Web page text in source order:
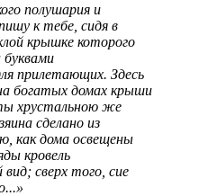
полушария и
к тебе, сидя в
крышке которого
прилетающих. Здесь
богатых домах крыши
хрустальною же
сделано из
как дома освещены
кровель
сверх того, сие